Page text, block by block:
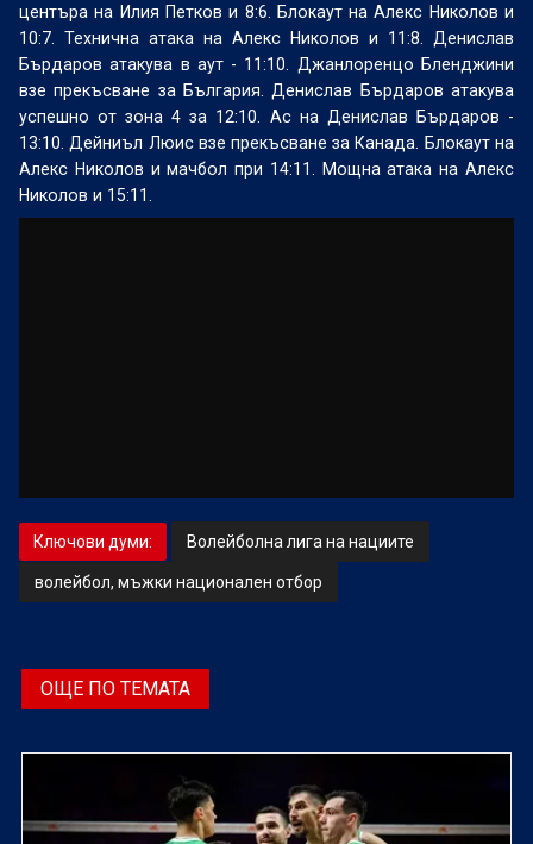
центъра на Илия Петков и 8:6. Блокаут на Алекс Николов и
10:7. Технична атака на Алекс Николов и 11:8. Денислав
Бърдаров атакува в аут - 11:10. Джанлоренцо Бленджини
взе прекъсване за България. Денислав Бърдаров атакува
успешно от зона 4 за 12:10. Ас на Денислав Бърдаров -
13:10. Дейниъл Люис взе прекъсване за Канада. Блокаут на
Алекс Николов и мачбол при 14:11. Мощна атака на Алекс
Николов и 15:11.
Ключови думи: Волейболна лига на нациите
волейбол, мъжки национален отбор
ОЩЕ ПО ТЕМАТА